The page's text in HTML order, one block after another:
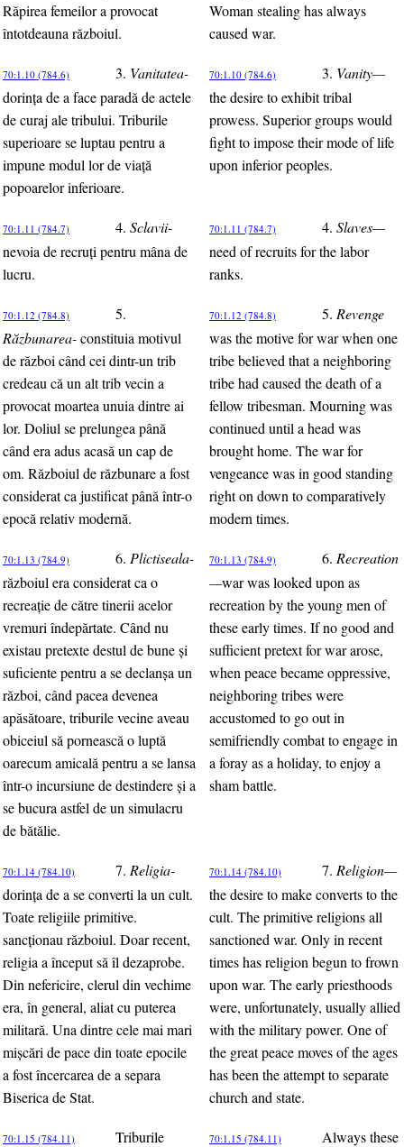
Răpirea femeilor a provocat
întotdeauna războiul.
Woman stealing has always
caused war.
70:1.10 (784.6) 3. Vanitatea-
dorinţa de a face paradă de actele
de curaj ale tribului. Triburile
superioare se luptau pentru a
impune modul lor de viaţă
popoarelor inferioare.
70:1.10 (784.6) 3. Vanity—
the desire to exhibit tribal
prowess. Superior groups would
fight to impose their mode of life
upon inferior peoples.
70:1.11 (784.7) 4. Sclavii-
nevoia de recruţi pentru mâna de
lucru.
70:1.11 (784.7) 4. Slaves—
need of recruits for the labor
ranks.
70:1.12 (784.8)
5.
Răzbunarea-constituia motivul
de război când cei dintr-un trib
credeau că un alt trib vecin a
provocat moartea unuia dintre ai
lor. Doliul se prelungea până
când era adus acasă un cap de
om. Războiul de răzbunare a fost
considerat ca justificat până într-o
epocă relativ modernă.
70:1.12 (784.8) 5. Revenge
was the motive for war when one
tribe believed that a neighboring
tribe had caused the death of a
fellow tribesman. Mourning was
continued until a head was
brought home. The war for
vengeance was in good standing
right on down to comparatively
modern times.
70:1.13 (784.9) 6. Plictiseala-
războiul era considerat ca o
recreaţie de către tinerii acelor
vremuri îndepărtate. Când nu
existau pretexte destul de bune şi
suficiente pentru a se declanşa un
război, când pacea devenea
apăsătoare, triburile vecine aveau
obiceiul să pornească o luptă
oarecum amicală pentru a se lansa
într-o incursiune de destindere şi a
se bucura astfel de un simulacru
de bătălie.
70:1.13 (784.9) 6. Recreation
—war was looked upon as
recreation by the young men of
these early times. If no good and
sufficient pretext for war arose,
when peace became oppressive,
neighboring tribes were
accustomed to go out in
semifriendly combat to engage in
a foray as a holiday, to enjoy a
sham battle.
70:1.14 (784.10) 7. Religia-
dorinţa de a se converti la un cult.
Toate religiile primitive.
sancţionau războiul. Doar recent,
religia a început să îl dezaprobe.
Din nefericire, clerul din vechime
era, în general, aliat cu puterea
militară. Una dintre cele mai mari
mişcări de pace din toate epocile
a fost încercarea de a separa
Biserica de Stat.
70:1.14 (784.10) 7. Religion—
the desire to make converts to the
cult. The primitive religions all
sanctioned war. Only in recent
times has religion begun to frown
upon war. The early priesthoods
were, unfortunately, usually allied
with the military power. One of
the great peace moves of the ages
has been the attempt to separate
church and state.
70:1.15 (784.11)
Triburile
70:1.15 (784.11)
Always these